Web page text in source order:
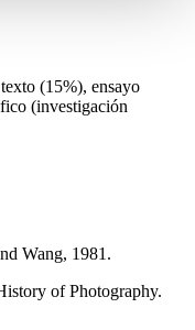
(15%), ensayo
(investigación
Wang, 1981.
of Photography.